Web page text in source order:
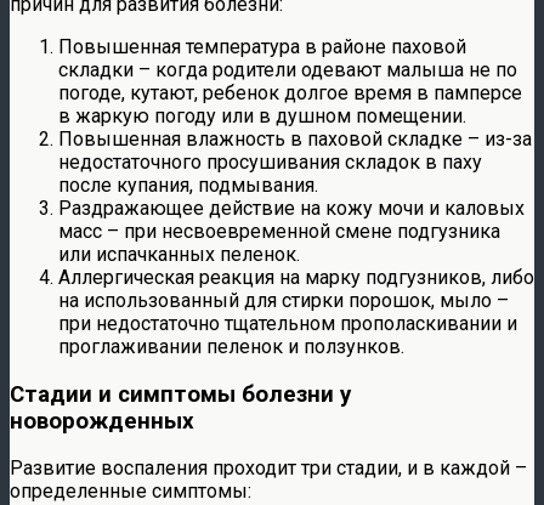
Повышенная температура в районе паховой
складки – когда родители одевают малыша не по
погоде, кутают, ребенок долгое время в памперсе
в жаркую погоду или в душном помещении.
Повышенная влажность в паховой складке – из-за
недостаточного просушивания складок в паху
после купания, подмывания.
Раздражающее действие на кожу мочи и каловых
масс – при несвоевременной смене подгузника
или испачканных пеленок.
Аллергическая реакция на марку подгузников, либо
на использованный для стирки порошок, мыло –
при недостаточно тщательном прополаскивании и
проглаживании пеленок и ползунков.
Стадии и симптомы болезни у
новорожденных
Развитие воспаления проходит три стадии, и в каждой –
определенные симптомы: